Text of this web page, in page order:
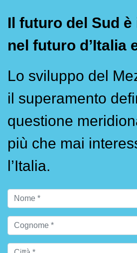
Il futuro del Sud
nel futuro d’Italia
Lo sviluppo del
il superamento
questione
più che mai
l’Italia.